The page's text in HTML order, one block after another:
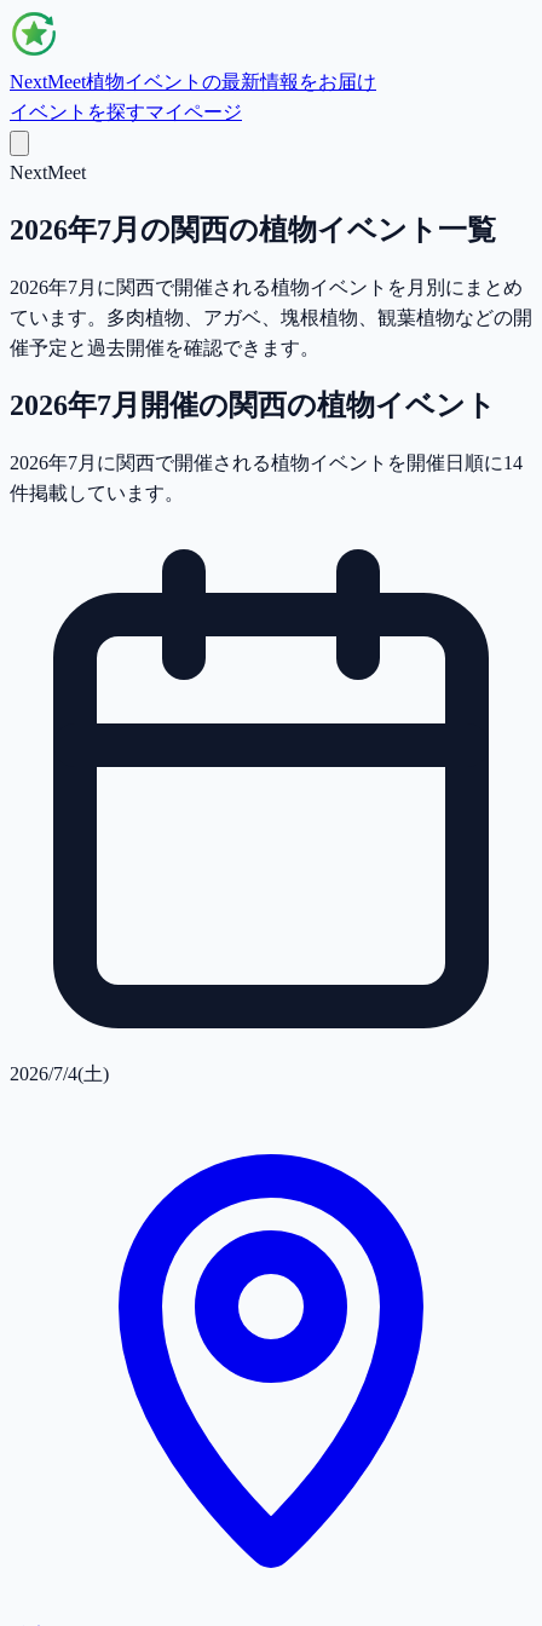
NextMeet植物イベントの最新情報をお届け
イベントを探すマイページ
NextMeet
2026年7月の関西の植物イベント一覧
2026年7月に関西で開催される植物イベントを月別にまとめ
ています。多肉植物、アガベ、塊根植物、観葉植物などの開
催予定と過去開催を確認できます。
2026年7月 開催の関西の植物イベント
2026年7月に関西で開催される植物イベントを開催日順に14
件掲載しています。
2026/7/4(土)